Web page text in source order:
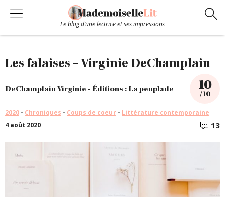
Le blog d’une lectrice et ses impressions
Coups de coeur
Hors-Série
Bibliothèque
Contact
Les falaises – Virginie DeChamplain
DeChamplain Virginie - Éditions : La peuplade 10
/ 10
2020 - Chroniques - Coups de coeur - Littérature contemporaine
4 août 2020
13